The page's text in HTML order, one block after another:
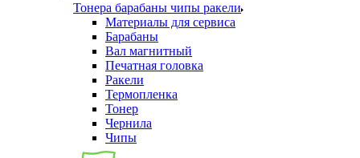
Тонера барабаны чипы ракели
Материалы для сервиса
Барабаны
Вал магнитный
Печатная головка
Ракели
Термопленка
Тонер
Чернила
Чипы